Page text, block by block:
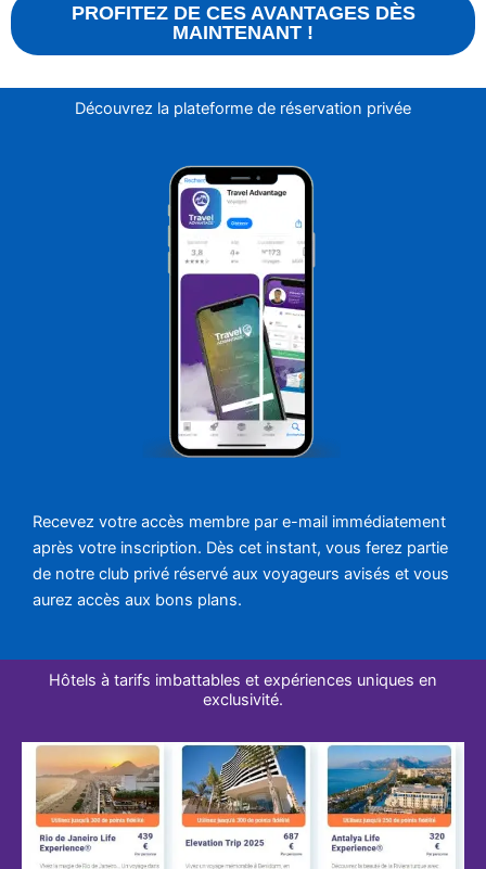
PROFITEZ DE CES AVANTAGES DÈS
MAINTENANT !
Découvrez la plateforme de réservation privée
Recevez votre accès membre par e-mail immédiatement
après votre inscription. Dès cet instant, vous ferez partie
de notre club privé réservé aux voyageurs avisés et vous
aurez accès aux bons plans.
Hôtels à tarifs imbattables et expériences uniques en
exclusivité.